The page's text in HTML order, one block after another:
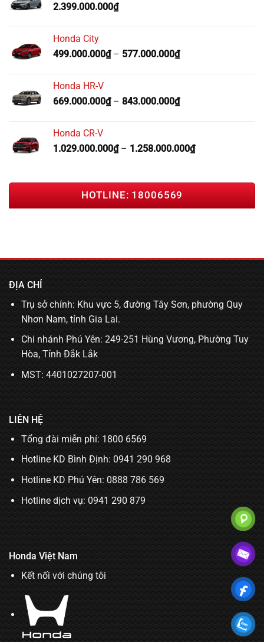
2.399.000.000₫
Honda City
499.000.000₫– 577.000.000₫
Honda HR-V
669.000.000₫– 843.000.000₫
Honda CR-V
1.029.000.000₫– 1.258.000.000₫
HOTLINE: 18006569
ĐỊA CHỈ
Trụ sở chính: Khu vực 5, đường Tây Sơn, phường Quy
Nhơn Nam, tỉnh Gia Lai.
Chi nhánh Phú Yên: 249-251 Hùng Vương, Phường Tuy
Hòa, Tỉnh Đắk Lắk
MST: 4401027207-001
LIÊN HỆ
Tổng đài miễn phí: 1800 6569
Hotline KD Bình Định:0941 290 968
Hotline KD Phú Yên:0888 786 569
Hotline dịch vụ: 0941 290 879
Honda Việt Nam
Kết nối với chúng tôi